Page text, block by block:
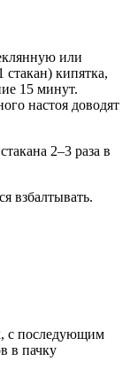
или
кипятка,
15 минут.
настоя доводят
2–3 раза в
взбалтывать.
с последующим
в пачку